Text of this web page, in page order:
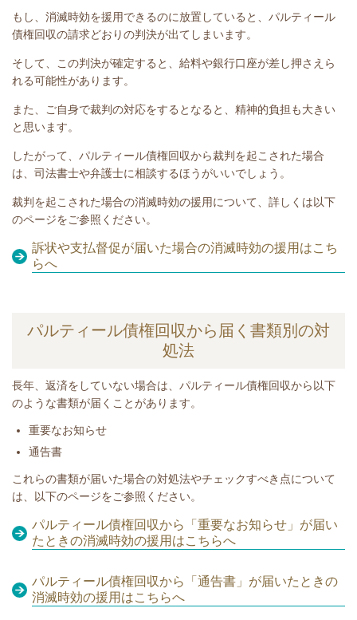
もし、消滅時効を援用できるのに放置していると、 パルティール
債権回収の請求どおりの判決が出てしまいます。
そして、この判決が確定すると、給料や銀行口座が差し押さえら
れる可能性があります。
また、ご自身で裁判の対応をするとなると、精神的負担も大きい
と思います。
したがって、 パルティール債権回収から裁判を起こされた場合
は、司法書士や弁護士に相談するほうがいいでしょう。
裁判を起こされた場合の消滅時効の援用について、詳しくは以下
のページをご参照ください。
訴状や支払督促が届いた場合の消滅時効の援用はこち
らへ
パルティール債権回収から届く書類別の対
処法
長年、 返済をしていない場合は、パルティール債権回収から以下
のような書類が届くことがあります。
​重要なお知らせ
通告書
​​これらの書類が届いた場合の対処法やチェックすべき点について
は、以下のページをご参照ください。
パルティール債権回収から「重要なお知らせ」が届い
たときの消滅時効の援用はこちらへ
パルティール債権回収から「通告書」が届いたときの
消滅時効の援用はこちらへ